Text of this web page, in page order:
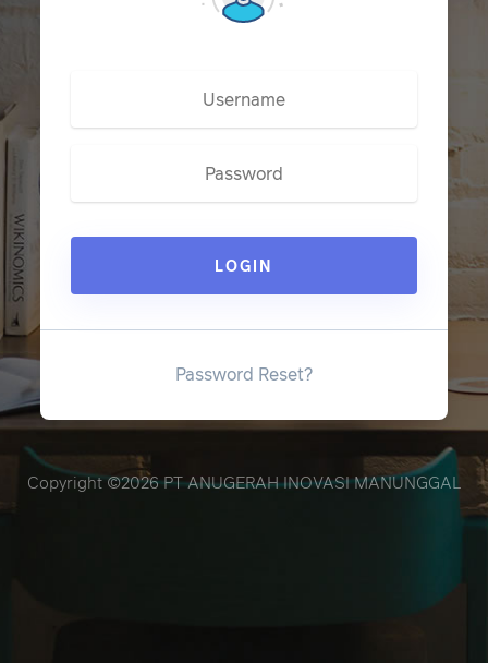
LOGIN
Password Reset?
Copyright ©2026 PT ANUGERAH INOVASI MANUNGGAL